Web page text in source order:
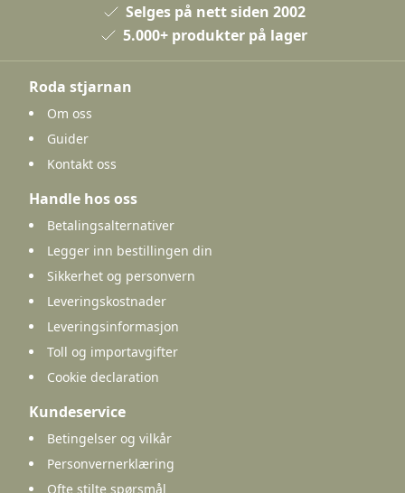
Selges på nett siden 2002
5.000+ produkter på lager
Roda stjarnan
Om oss
Guider
Kontakt oss
Handle hos oss
Betalingsalternativer
Legger inn bestillingen din
Sikkerhet og personvern
Leveringskostnader
Leveringsinformasjon
Toll og importavgifter
Cookie declaration
Kundeservice
Betingelser og vilkår
Personvernerklæring
Ofte stilte spørsmål